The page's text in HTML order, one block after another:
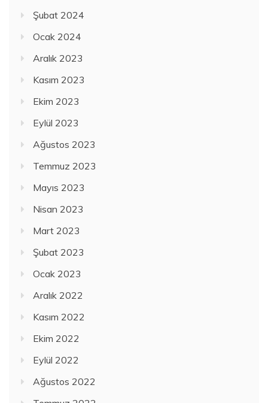
Şubat 2024
Ocak 2024
Aralık 2023
Kasım 2023
Ekim 2023
Eylül 2023
Ağustos 2023
Temmuz 2023
Mayıs 2023
Nisan 2023
Mart 2023
Şubat 2023
Ocak 2023
Aralık 2022
Kasım 2022
Ekim 2022
Eylül 2022
Ağustos 2022